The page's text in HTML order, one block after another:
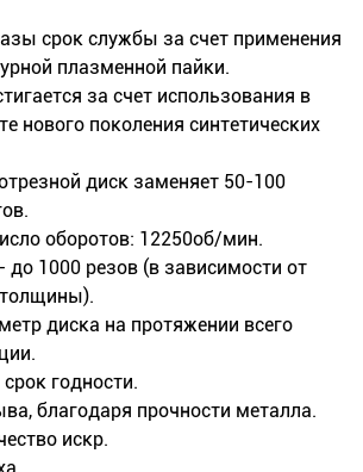
срок службы за счет применения
плазменной пайки.
за счет использования в
нового поколения синтетических
диск заменяет 50-100
оборотов: 12250об/мин.
до 1000 резов (в зависимости от
диска на протяжении всего
годности.
благодаря прочности металла.
искр.